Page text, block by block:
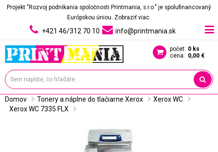
Projekt "Rozvoj podnikania spoločnosti Printmania, s.r.o." je spolufinancovaný
Európskou úniou. Zobraziť viac.
+421 46/312 70 10 info@printmania.sk
počet: 0 ks
cena: 0,00 €
Domov Tonery a náplne do tlačiarne Xerox
Xerox WC
Xerox WC 7335 FLX